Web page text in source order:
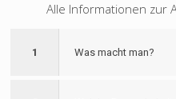
Alle Informationen zur
1 Was macht man?